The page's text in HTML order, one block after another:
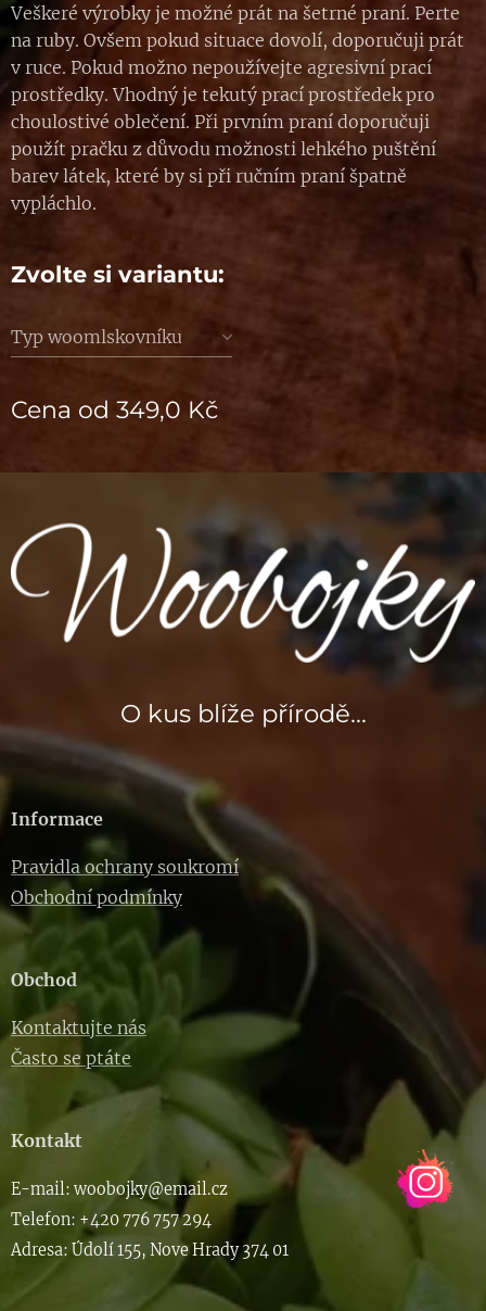
Veškeré výrobky je možné prát na šetrné praní. Perte
na ruby. Ovšem pokud situace dovolí, doporučuji prát
v ruce. Pokud možno nepoužívejte agresivní prací
prostředky. Vhodný je tekutý prací prostředek pro
choulostivé oblečení. Při prvním praní doporučuji
použít pračku z důvodu možnosti lehkého puštění
barev látek, které by si při ručním praní špatně
vypláchlo.
Zvolte si variantu:
Typ woomlskovníku
Cena od 349,0 Kč
O kus blíže přírodě...
Informace
Pravidla ochrany soukromí
Obchodní podmínky
Obchod
Kontaktujte nás
Často se ptáte
Kontakt
E-mail: woobojky@email.cz
Telefon: +420 776 757 294
Adresa: Údolí 155, Nove Hrady 374 01